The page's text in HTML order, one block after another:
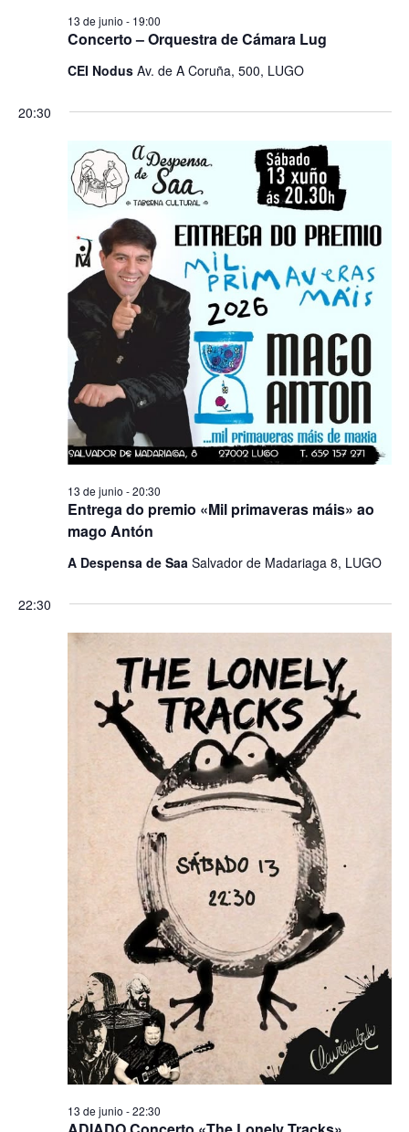
Concerto – Orquestra de Cámara Lug
13 de junio - 19:00
CEI Nodus Av. de A Coruña, 500, LUGO
20:30
Entrega do premio «Mil primaveras máis» ao
mago Antón
13 de junio - 20:30
A Despensa de Saa Salvador de Madariaga 8, LUGO
22:30
13 de junio - 22:30